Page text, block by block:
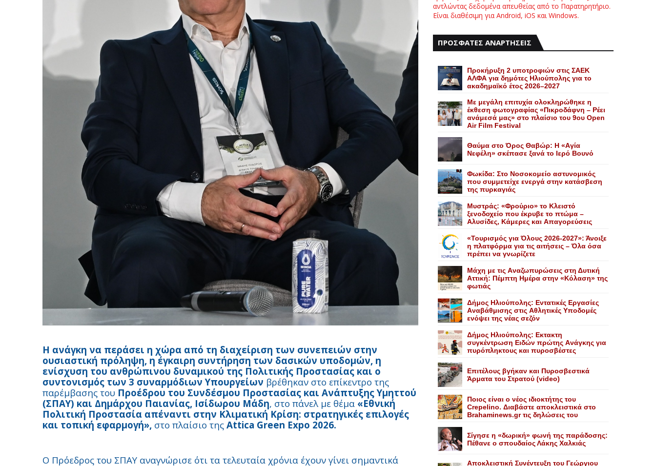
Η ανάγκη να περάσει η χώρα από τη διαχείριση των συνεπειών στην
ουσιαστική πρόληψη, η έγκαιρη συντήρηση των δασικών υποδομών, η
ενίσχυση του ανθρώπινου δυναμικού της Πολιτικής Προστασίας και ο
συντονισμός των 3 συναρμόδιων Υπουργείων βρέθηκαν στο επίκεντρο της
παρέμβασης του Προέδρου του Συνδέσμου Προστασίας και Ανάπτυξης Υμηττού
(ΣΠΑΥ) και Δημάρχου Παιανίας, Ισίδωρου Μάδη, στο πάνελ με θέμα «Εθνική
Πολιτική Προστασία απέναντι στην Κλιματική Κρίση: στρατηγικές επιλογές
και τοπική εφαρμογή», στο πλαίσιο της Attica Green Expo 2026.
Ο Πρόεδρος του ΣΠΑΥ αναγνώρισε ότι τα τελευταία χρόνια έχουν γίνει σημαντικά
αντλώντας δεδομένα απευθείας από το Παρατηρητήριο.
Είναι διαθέσιμη για Android, iOS και Windows.
ΠΡΟΣΦΑΤΕΣ ΑΝΑΡΤΗΣΕΙΣ
Προκήρυξη 2 υποτροφιών στις ΣΑΕΚ
ΑΛΦΑ για δημότες Ηλιούπολης για το
ακαδημαϊκό έτος 2026–2027
Με μεγάλη επιτυχία ολοκληρώθηκε η
έκθεση φωτογραφίας «Πικροδάφνη – Ρέει
ανάμεσά μας» στο πλαίσιο του 9ου Open
Air Film Festival
Θαύμα στο Όρος Θαβώρ: H «Aγία
Nεφέλη» σκέπασε ξανά το Iερό Bουνό
Φωκίδα: Στο Νοσοκομείο αστυνομικός
που συμμετείχε ενεργά στην κατάσβεση
της πυρκαγιάς
Mυστράς: «Φρούριο» το Kλειστό
ξενοδοχείο που έκρυβε το πτώμα –
Aλυσίδες, Kάμερες και Aπαγορεύσεις
«Τουρισμός για Όλους 2026-2027»: Άνοιξε
η πλατφόρμα για τις αιτήσεις – Όλα όσα
πρέπει να γνωρίζετε
Mάχη με τις Aναζωπυρώσεις στη Δυτική
Aττική: Πέμπτη Hμέρα στην «Kόλαση» της
φωτιάς
Δήμος Ηλιούπολης: Eντατικές Eργασίες
Aναβάθμισης στις Aθλητικές Yποδομές
ενόψει της νέας σεζόν
Δήμος Ηλιούπολης: Eκτακτη
συγκέντρωση Eιδών πρώτης Aνάγκης για
πυρόπληκτους και πυροσβέστες
Επιτέλους βγήκαν και Πυροσβεστικά
Άρματα του Στρατού (video)
Ποιος είναι ο νέος ιδιοκτήτης του
Crepelino. Διαβάστε αποκλειστικά στο
Brahaminews.gr τις δηλώσεις του
Σίγησε η «δωρική» φωνή της παράδοσης:
Πέθανε o σπουδαίος Λάκης Xαλκιάς
Αποκλειστική Συνέντευξη του Γεώργιου